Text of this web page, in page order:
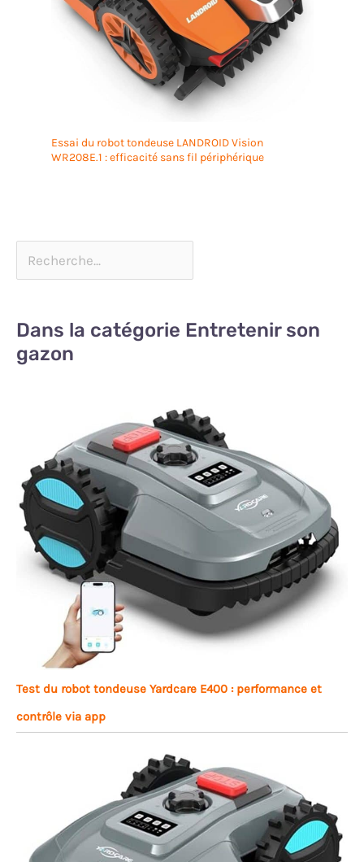
Essai du robot tondeuse LANDROID Vision
WR208E.1 : efficacité sans fil périphérique
Dans la catégorie Entretenir son
gazon
Test du robot tondeuse Yardcare E400 : performance et
contrôle via app